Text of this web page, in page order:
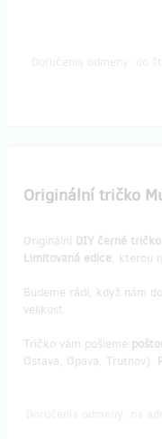
Originální tričko
Originální DIY černé tričko
Limitovaná edice, kterou
Budeme rádi, když nám
velikost.
Tričko vám pošleme
Ostava, Opava, Trutnov).